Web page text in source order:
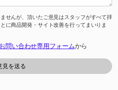
せんが、頂いたご意見はスタッフがすべて拝
に商品開発・サイト改善を行ってまいりま
お問い合わせ専用フォームから